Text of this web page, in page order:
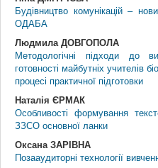
Будівництво комунікацій –
ОДАБА
Людмила ДОВГОПОЛА
Методологічні підходи до
готовності майбутніх учителів
процесі практичної підготовки
Наталія ЄРМАК
Особливості формування
ЗЗСО основної ланки
Оксана ЗАРІВНА
Позааудиторні технології